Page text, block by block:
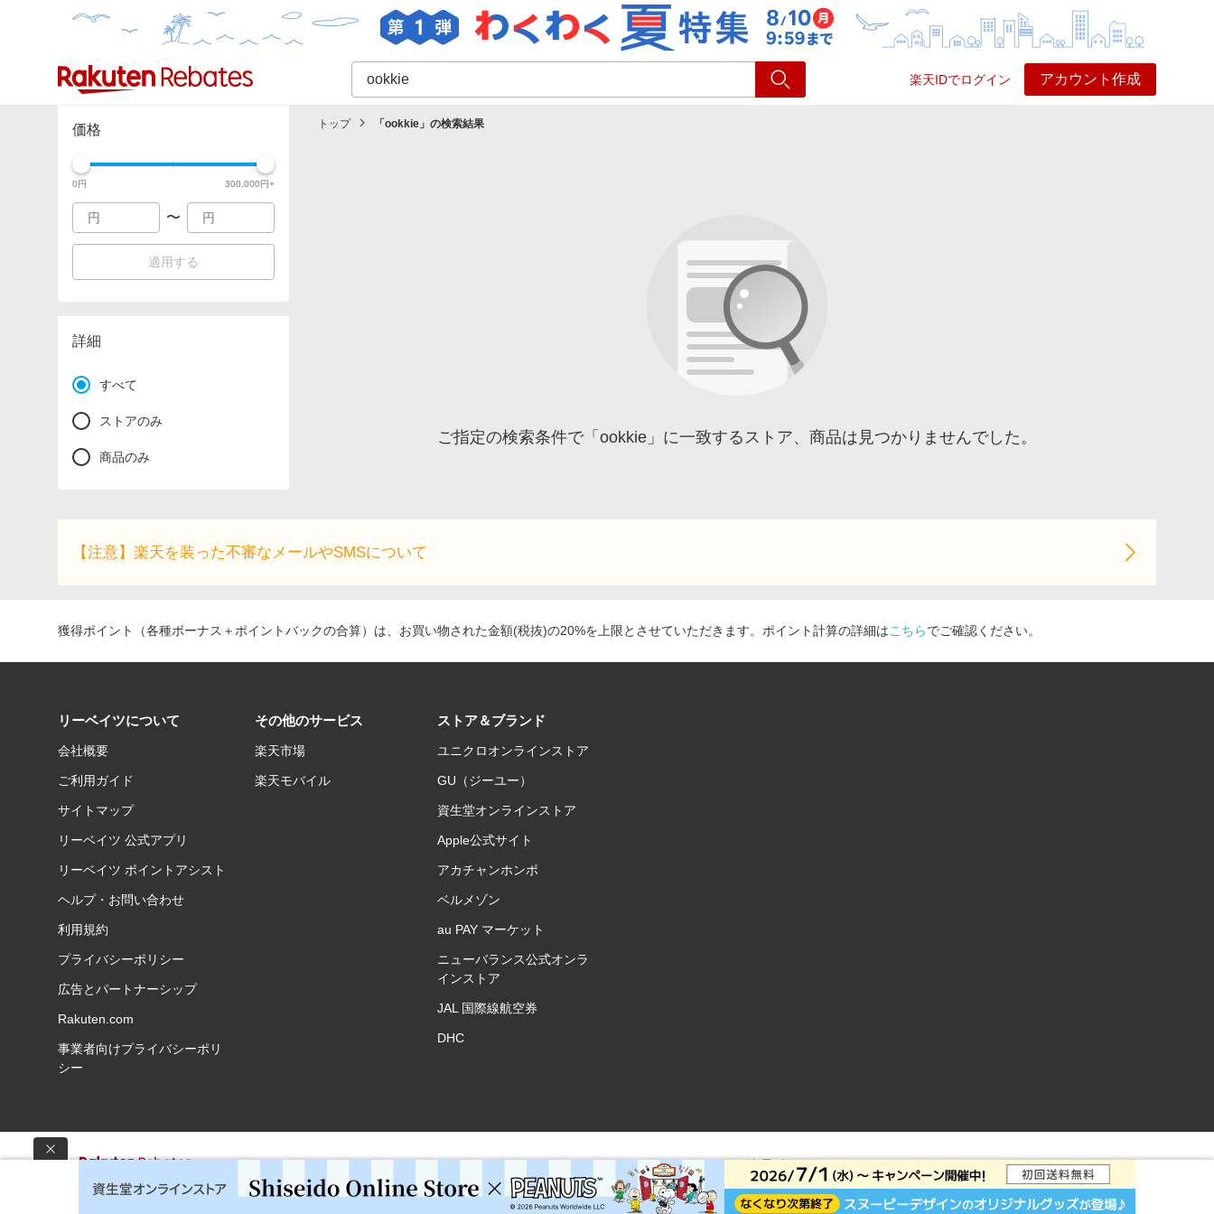
楽天IDでログイン アカウント作成
カテゴリー一覧 イベント一覧 ショッピング
価格
0円 300,000円+
〜
適用する
詳細
すべて
ストアのみ
商品のみ
トップ 「 ookkie 」の検索結果
ご指定の検索条件で「ookkie」に一致するストア、商品は見つかりませんでした。
【注意】楽天を装った不審なメールやSMSについて
獲得ポイント（各種ボーナス＋ポイントバックの合算）は、お買い物された金額(税抜)の20%を上限とさせていただきます。ポイント計算の詳細はこちらでご確認ください。
リーベイツについて
会社概要
ご利用ガイド
サイトマップ
リーベイツ 公式アプリ
リーベイツ ポイントアシスト
ヘルプ・お問い合わせ
利用規約
プライバシーポリシー
広告とパートナーシップ
Rakuten.com
事業者向けプライバシーポリ
シー
その他のサービス
楽天市場
楽天モバイル
ストア＆ブランド
ユニクロオンラインストア
GU（ジーユー）
資生堂オンラインストア
Apple公式サイト
アカチャンホンポ
ベルメゾン
au PAY マーケット
ニューバランス公式オンラ
インストア
JAL 国際線航空券
DHC
楽天ポイントサイト © Rakuten Group, Inc.